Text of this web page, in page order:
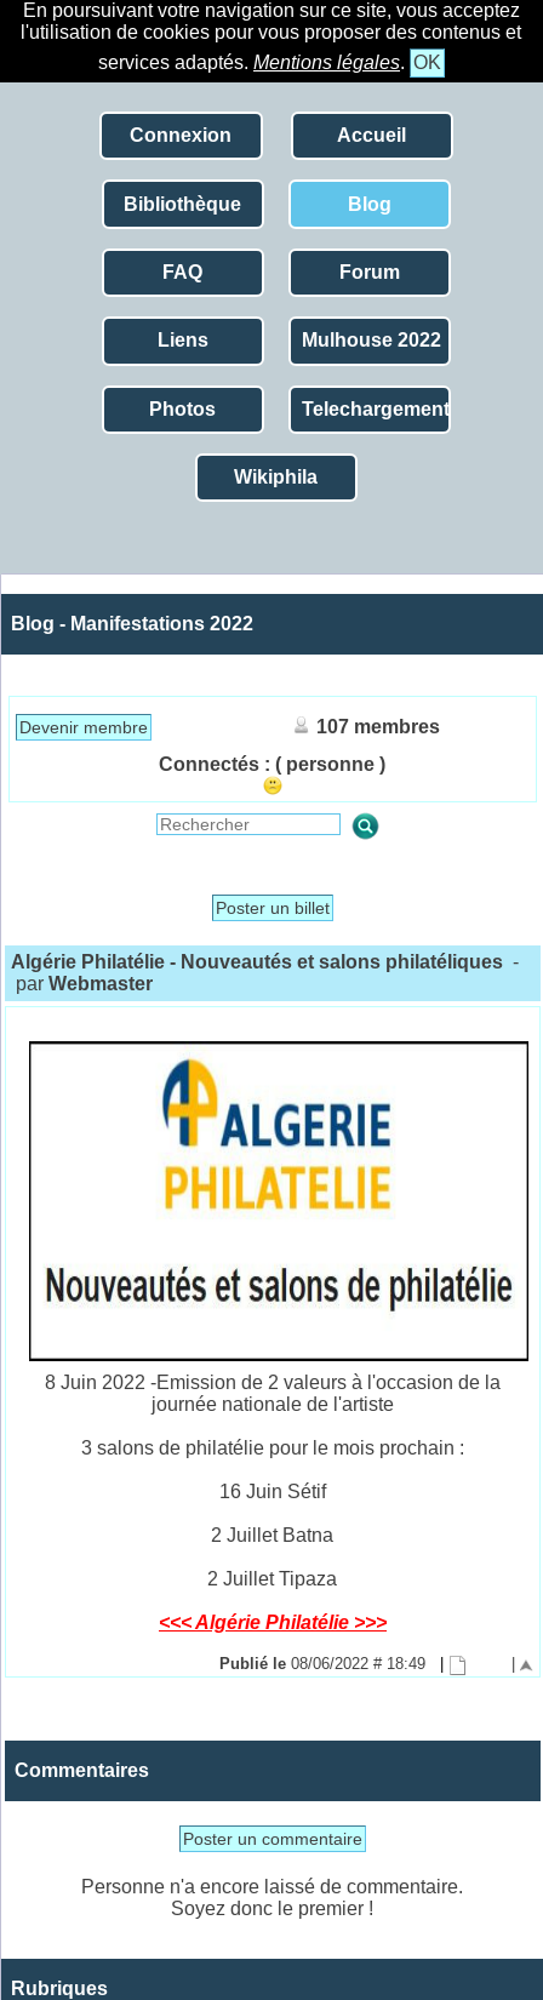
En poursuivant votre navigation sur ce site, vous acceptez
l'utilisation de cookies pour vous proposer des contenus et
services adaptés. Mentions légales. OK
Connexion Accueil
Bibliothèque Blog
FAQ Forum
Liens Mulhouse 2022
Photos Telechargement
Wikiphila
Blog - Manifestations 2022
Devenir membre
107 membres
Connectés : ( personne )
Poster un billet
Algérie Philatélie - Nouveautés et salons philatéliques -
parWebmaster
8 Juin 2022 -Emission de 2 valeurs à l'occasion de la
journée nationale de l'artiste
3 salons de philatélie pour le mois prochain :
16 Juin Sétif
2 Juillet Batna
2 Juillet Tipaza
<<< Algérie Philatélie >>>
Publié le 08/06/2022 # 18:49
Commentaires
Poster un commentaire
Personne n'a encore laissé de commentaire.
Soyez donc le premier !
Rubriques